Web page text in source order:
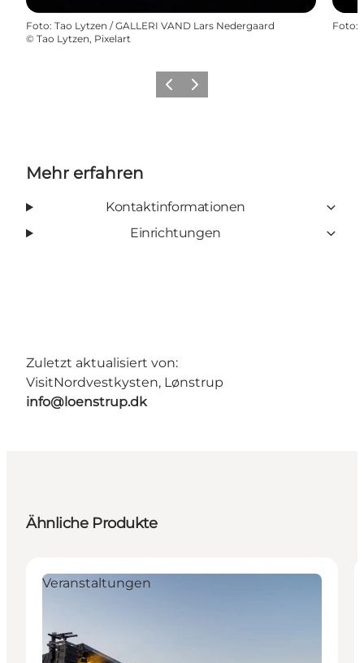
Foto: Tao Lytzen / GALLERI VAND Lars Nedergaard
© Tao Lytzen, Pixelart
Foto:
ZurückWeiter
Mehr erfahren
Kontaktinformationen
Einrichtungen
Zuletzt aktualisiert von:
VisitNordvestkysten, Lønstrup
info@loenstrup.dk
Ähnliche Produkte
Veranstaltungen